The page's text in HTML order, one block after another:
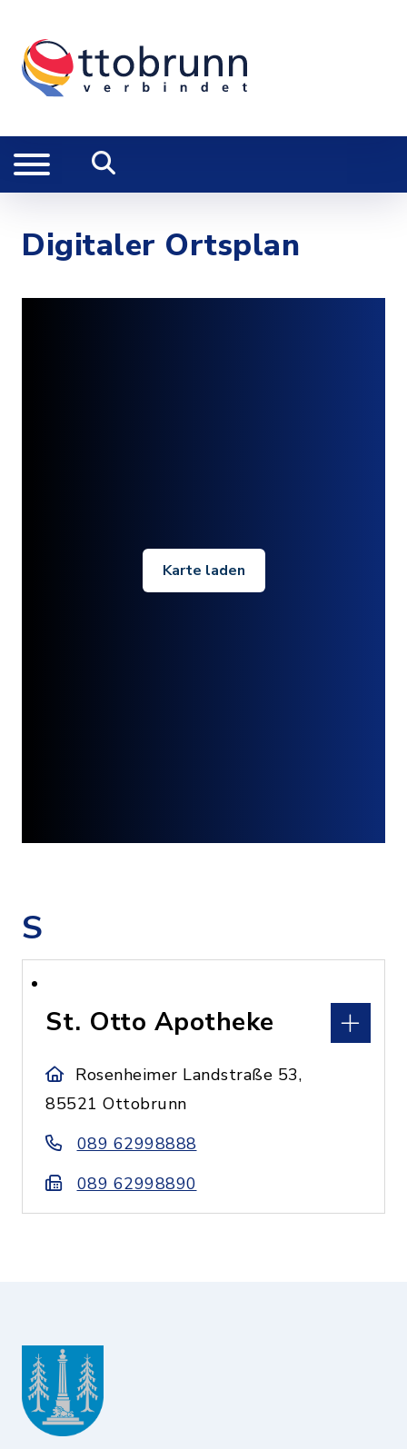
Digitaler Ortsplan
Karte laden
S
St. Otto Apotheke
Rosenheimer Landstraße 53,
85521 Ottobrunn
089 62998888
089 62998890